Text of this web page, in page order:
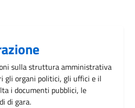
sulla struttura amministrativa
gli organi politici, gli uffici e il
i documenti pubblici, le
di gara.